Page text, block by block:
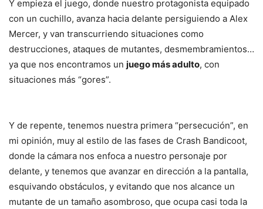
Y empieza el juego, donde nuestro protagonista equipado
con un cuchillo, avanza hacia delante persiguiendo a Alex
Mercer, y van transcurriendo situaciones como
destrucciones, ataques de mutantes, desmembramientos…
ya que nos encontramos un juego más adulto, con
situaciones más “gores”.
Y de repente, tenemos nuestra primera “persecución”, en
mi opinión, muy al estilo de las fases de Crash Bandicoot,
donde la cámara nos enfoca a nuestro personaje por
delante, y tenemos que avanzar en dirección a la pantalla,
esquivando obstáculos, y evitando que nos alcance un
mutante de un tamaño asombroso, que ocupa casi toda la